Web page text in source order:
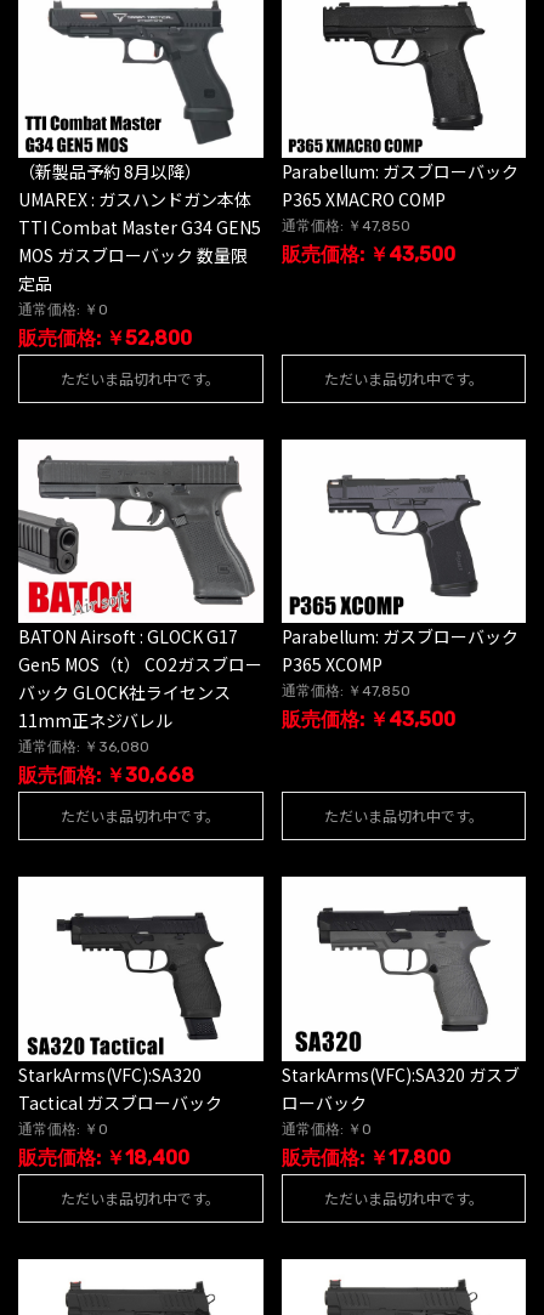
（新製品予約 8月以降）
UMAREX : ガスハンドガン本体
TTI Combat Master G34 GEN5
MOS ガスブローバック 数量限
定品
通常価格: ￥0
販売価格: ￥52,800
ただいま品切れ中です。
Parabellum: ガスブローバック
P365 XMACRO COMP
通常価格: ￥47,850
販売価格: ￥43,500
ただいま品切れ中です。
BATON Airsoft : GLOCK G17
Gen5 MOS（t） CO2ガスブロー
バック GLOCK社ライセンス
11mm正ネジバレル
通常価格: ￥36,080
販売価格: ￥30,668
ただいま品切れ中です。
Parabellum: ガスブローバック
P365 XCOMP
通常価格: ￥47,850
販売価格: ￥43,500
ただいま品切れ中です。
StarkArms(VFC):SA320
Tactical ガスブローバック
通常価格: ￥0
販売価格: ￥18,400
ただいま品切れ中です。
StarkArms(VFC):SA320 ガスブ
ローバック
通常価格: ￥0
販売価格: ￥17,800
ただいま品切れ中です。